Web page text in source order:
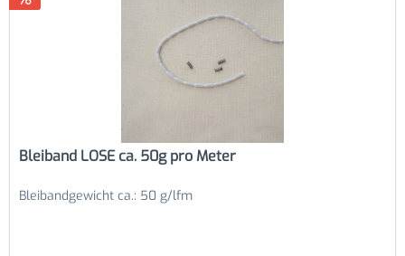
Bleiband LOSE ca. 50g pro Meter
Bleibandgewicht ca.: 50 g/lfm